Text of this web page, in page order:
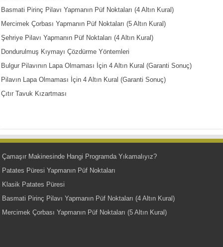
Basmati Pirinç Pilavı Yapmanın Püf Noktaları (4 Altın Kural)
Mercimek Çorbası Yapmanın Püf Noktaları (5 Altın Kural)
Şehriye Pilavı Yapmanın Püf Noktaları (4 Altın Kural)
Dondurulmuş Kıymayı Çözdürme Yöntemleri
Bulgur Pilavının Lapa Olmaması İçin 4 Altın Kural (Garanti Sonuç)
Pilavın Lapa Olmaması İçin 4 Altın Kural (Garanti Sonuç)
Çıtır Tavuk Kızartması
Çamaşır Makinesinde Hangi Programda Yıkamalıyız?
Patates Püresi Yapmanın Püf Noktaları
Klasik Patates Püresi
Basmati Pirinç Pilavı Yapmanın Püf Noktaları (4 Altın Kural)
Mercimek Çorbası Yapmanın Püf Noktaları (5 Altın Kural)